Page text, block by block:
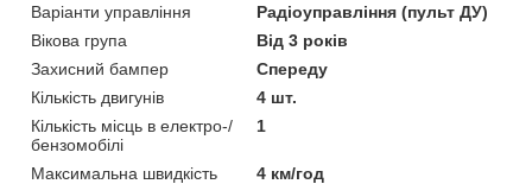
Варіанти управління
Радіоуправління (пульт ДУ)
Вікова група
Від 3 років
Захисний бампер
Спереду
Кількість двигунів
4 шт.
Кількість місць в електро-/
бензомобілі
1
Максимальна швидкість
4 км/год